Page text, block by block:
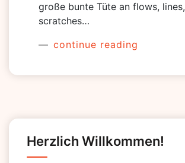
große bunte Tüte an flows, lines,
scratches…
continue reading
Herzlich Willkommen!